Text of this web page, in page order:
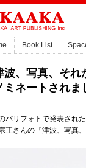
Book List
波、写真、そ
ミネートされま
パリフォトで発表され
正さんの『津波、写真